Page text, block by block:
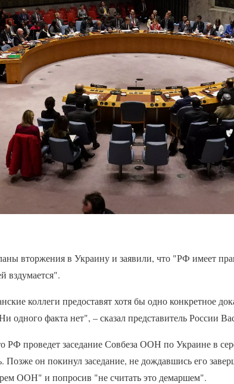
вторжения в Украину и заявили, что "РФ имеет
вздумается".
коллеги предоставят хотя бы одно конкретное
одного факта нет", – сказал представитель России
РФ проведет заседание Совбеза ООН по Украине в
Позже он покинул заседание, не дождавшись его
ООН" и попросив "не считать это демаршем".